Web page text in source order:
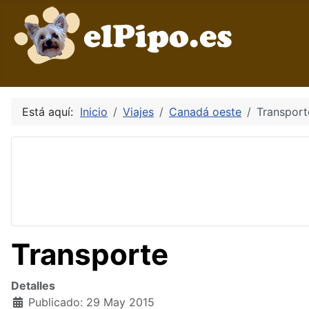
Está aquí: Inicio Viajes Canadá oeste
Transporte
Detalles
Publicado: 29 May 2015